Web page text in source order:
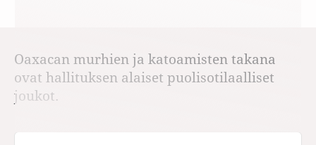
Oaxacan murhien ja katoamisten takana
ovat hallituksen alaiset puolisotilaalliset
joukot.